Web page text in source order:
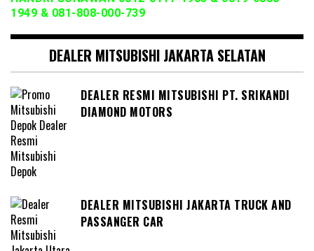
1949 & 081-808-000-739
DEALER MITSUBISHI JAKARTA SELATAN
DEALER RESMI MITSUBISHI PT. SRIKANDI
DIAMOND MOTORS
DEALER MITSUBISHI JAKARTA TRUCK AND
PASSANGER CAR